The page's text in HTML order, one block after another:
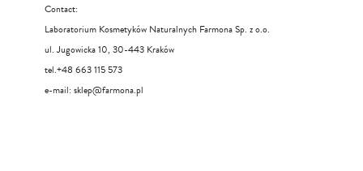
Contact:
Laboratorium Kosmetyków Naturalnych Farmona Sp. z o.o.
ul. Jugowicka 10, 30-443 Kraków
tel.+48 663 115 573
e-mail: sklep@farmona.pl